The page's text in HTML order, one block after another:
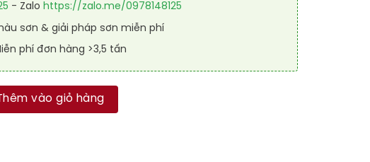
- Zalo https://zalo.me/0978148125
sơn & giải pháp sơn miễn phí
phí đơn hàng >3,5 tấn
kinh tế RAL RAKYD 3032 số lượng
vào giỏ hàng